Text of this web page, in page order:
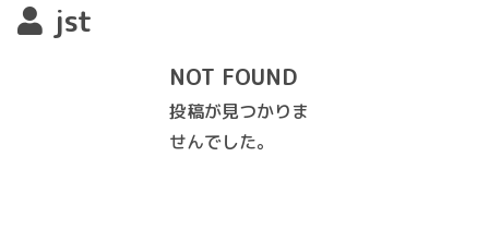
jst
NOT FOUND
投稿が見つかりま
せんでした。